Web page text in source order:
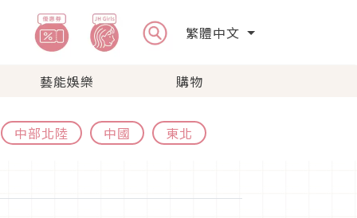
繁體中文
藝能娛樂 購物
中部北陸 中國 東北